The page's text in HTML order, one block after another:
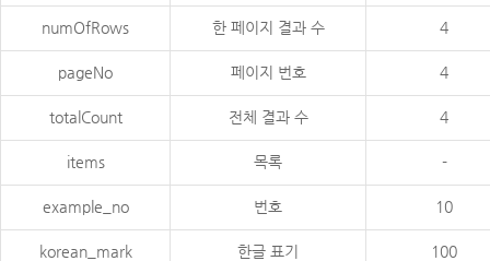
numOfRows 한 페이지 결과 수 4
pageNo 페이지 번호 4
totalCount 전체 결과 수 4
items 목록 -
example_no 번호 10
korean_mark 한글 표기 100